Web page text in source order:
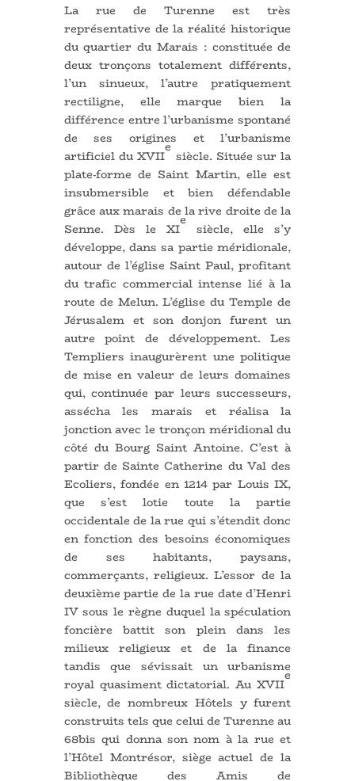
La rue de Turenne est très
représentative de la réalité historique
du quartier du Marais : constituée de
deux tronçons totalement différents,
l’un sinueux, l’autre pratiquement
rectiligne, elle marque bien la
différence entre l’urbanisme spontané
de ses origines et l’urbanisme
artificiel du XVII
e
siècle. Située sur la
plate-forme de Saint Martin, elle est
insubmersible et bien défendable
grâce aux marais de la rive droite de la
Senne. Dès le XI
e
siècle, elle s’y
développe, dans sa partie méridionale,
autour de l’église Saint Paul, profitant
du trafic commercial intense lié à la
route de Melun. L’église du Temple de
Jérusalem et son donjon furent un
autre point de développement. Les
Templiers inaugurèrent une politique
de mise en valeur de leurs domaines
qui, continuée par leurs successeurs,
assécha les marais et réalisa la
jonction avec le tronçon méridional du
côté du Bourg Saint Antoine. C’est à
partir de Sainte Catherine du Val des
Ecoliers, fondée en 1214 par Louis IX,
que s’est lotie toute la partie
occidentale de la rue qui s’étendit donc
en fonction des besoins économiques
de ses habitants, paysans,
commerçants, religieux. L’essor de la
deuxième partie de la rue date d’Henri
IV sous le règne duquel la spéculation
foncière battit son plein dans les
milieux religieux et de la finance
tandis que sévissait un urbanisme
royal quasiment dictatorial. Au XVII
e
siècle, de nombreux Hôtels y furent
construits tels que celui de Turenne au
68bis qui donna son nom à la rue et
l’Hôtel Montrésor, siège actuel de la
Bibliothèque des Amis de